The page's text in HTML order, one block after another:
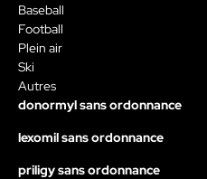
Baseball
Football
Plein air
Ski
Autres
donormyl sans ordonnance
lexomil sans ordonnance
priligy sans ordonnance